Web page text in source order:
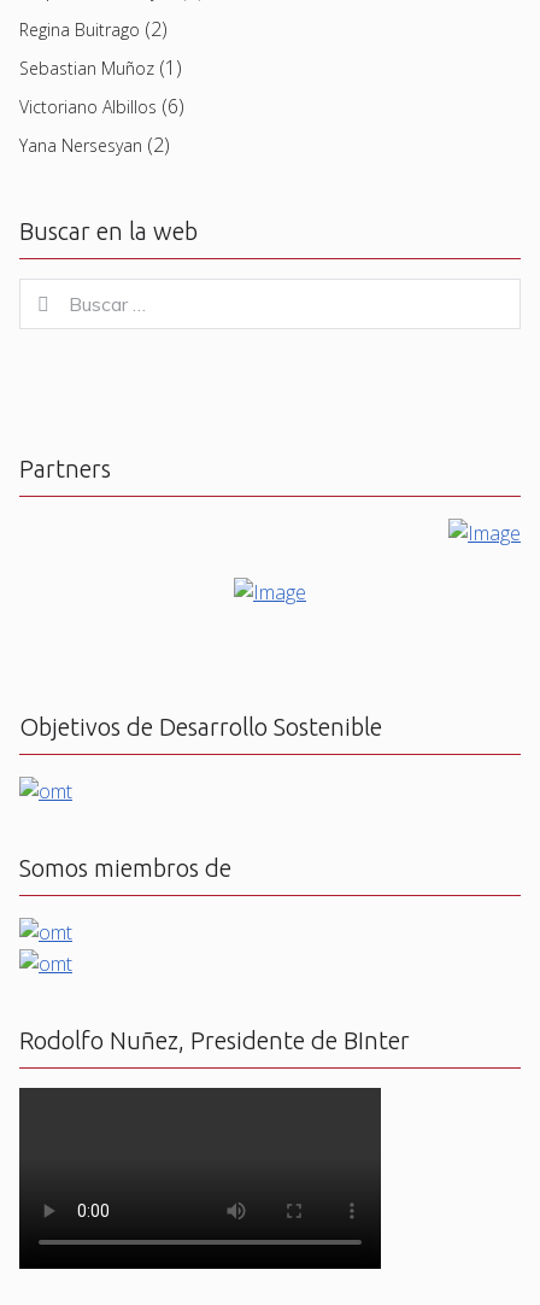
Regina Buitrago (2)
Sebastian Muñoz (1)
Victoriano Albillos (6)
Yana Nersesyan (2)
Buscar en la web
for:
Buscar
Partners
Objetivos de Desarrollo Sostenible
Somos miembros de
Rodolfo Nuñez, Presidente de BInter